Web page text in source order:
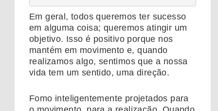
Em geral, todos queremos ter sucesso
em alguma coisa; queremos atingir um
objetivo. Isso é positivo porque nos
mantém em movimento e, quando
realizamos algo, sentimos que a nossa
vida tem um sentido, uma direção.
Fomo inteligentemente projetados para